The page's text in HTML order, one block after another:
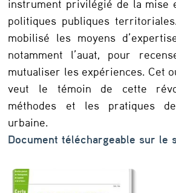
a
u
x
:
m
é
t
o
instrument privilégié de la mise
politiques publiques
mobilisé les moyens
notamment l’auat, pour
mutualiser les expériences. Cet
veut le témoin de cette
méthodes et les pratiques
urbaine.
Document téléchargeable sur le